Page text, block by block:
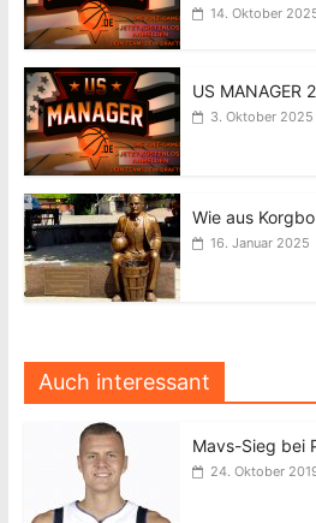
14. Oktober
US MANAGER
3. Oktober 2025
Wie aus
16. Januar 2025
Auch interessant
Mavs-Sieg bei
24. Oktober